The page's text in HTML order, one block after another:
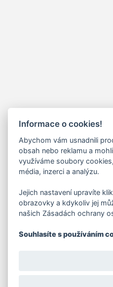
Informace o cookies!
Abychom vám usnadnili
obsah nebo reklamu a
využíváme soubory
média, inzerci a analýzu.
Jejich nastavení upravíte
obrazovky a kdykoliv jej
našich Zásadách ochrany
Souhlasíte s používáním